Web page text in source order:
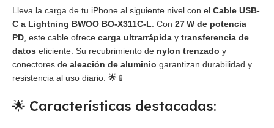
Lleva la carga de tu iPhone al siguiente nivel con el Cable USB-
C a Lightning BWOO BO‑X311C‑L . Con 27 W de potencia
PD , este cable ofrece carga ultrarrápida y transferencia de
datos eficiente. Su recubrimiento de nylon trenzado y
conectores de aleación de aluminio garantizan durabilidad y
resistencia al uso diario. 🌟📱
🌟 Características destacadas: